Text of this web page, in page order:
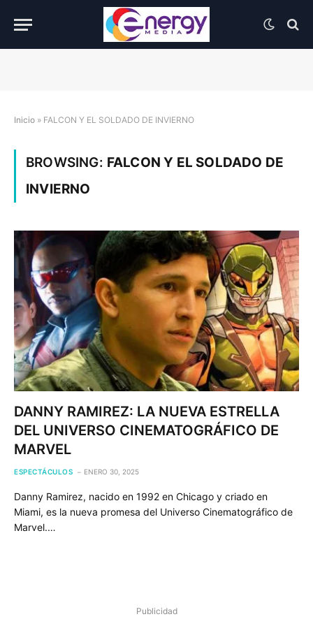
Inicio » FALCON Y EL SOLDADO DE INVIERNO
BROWSING: FALCON Y EL SOLDADO DE
INVIERNO
DANNY RAMIREZ: LA NUEVA ESTRELLA
DEL UNIVERSO CINEMATOGRÁFICO DE
MARVEL
ESPECTÁCULOS ENERO 30, 2025
Danny Ramirez, nacido en 1992 en Chicago y criado en
Miami, es la nueva promesa del Universo Cinematográfico de
Marvel.…
Publicidad